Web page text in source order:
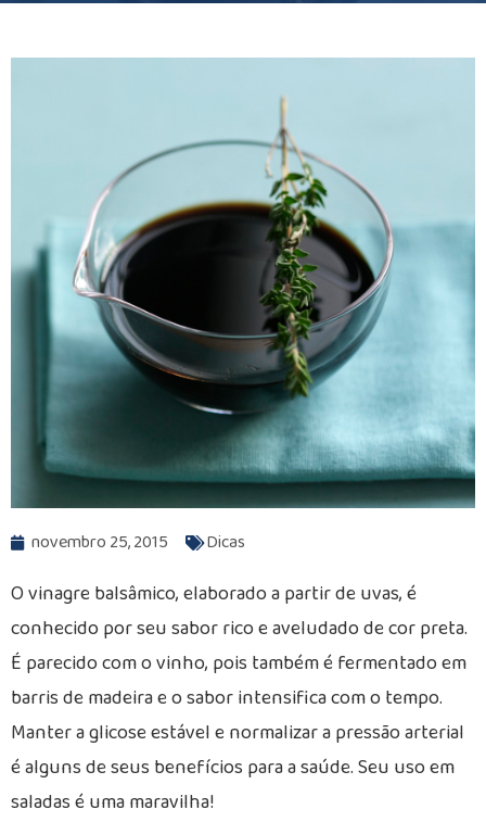
novembro 25, 2015 Dicas
O vinagre balsâmico, elaborado a partir de uvas, é
conhecido por seu sabor rico e aveludado de cor preta.
É parecido com o vinho, pois também é fermentado em
barris de madeira e o sabor intensifica com o tempo.
Manter a glicose estável e normalizar a pressão arterial
é alguns de seus benefícios para a saúde. Seu uso em
saladas é uma maravilha!